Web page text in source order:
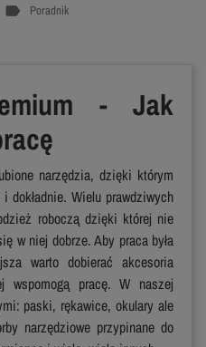
label Poradnik
- Jak
narzędzia, dzięki którym
dokładnie. Wielu prawdziwych
roboczą dzięki której nie
w niej dobrze. Aby praca była
warto dobierać akcesoria
wspomogą pracę. W naszej
paski, rękawice, okulary ale
narzędziowe przypinane do